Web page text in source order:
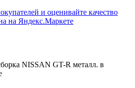
NISSAN GT-R металл. в